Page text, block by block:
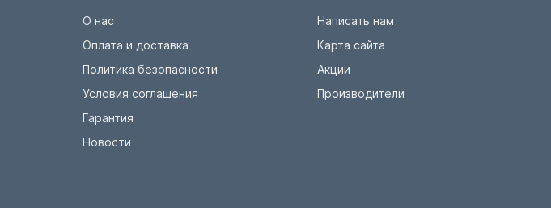
О нас
Оплата и доставка
Политика безопасности
Условия соглашения
Гарантия
Новости
Написать нам
Карта сайта
Акции
Производители